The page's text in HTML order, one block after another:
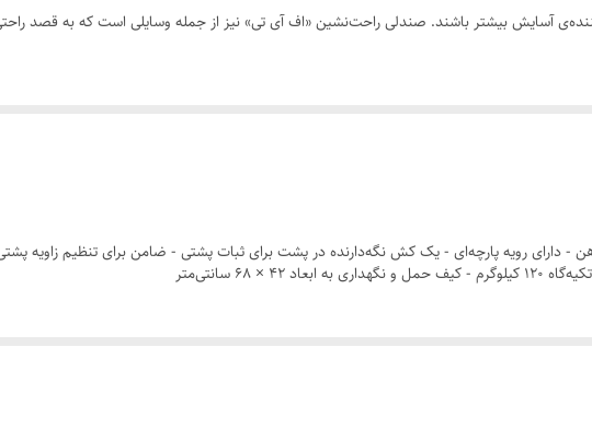
آسایش بیشتر باشند. صندلی راحت‌نشین «اف آی تی» نیز از جمله وسایلی است که به قصد
نشستن به صورت دوزانو بدترین حالت ممکن است که باعث خواهد شد فشار بسیار زیادی به زانو و
فشار بسیار کمتری به زانو و کمر می‌آید و احساس راحتی بیشتری خواهید داشت.
- دارای رویه پارچه‌ای - یک کش نگه‌دارنده در پشت برای ثبات پشتی - ضامن برای تنظیم زاویه
سانتی‌متر